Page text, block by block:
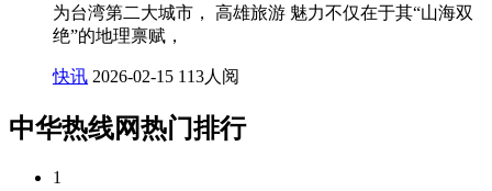
为台湾第二大城市， 高雄旅游 魅力不仅在于其“山海双
绝”的地理禀赋，
快讯 2026-02-15 113人阅
中华热线网热门排行
1